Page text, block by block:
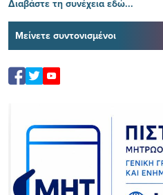
Διαβάστε τη συνέχεια εδώ...
Μείνετε συντονισμένοι